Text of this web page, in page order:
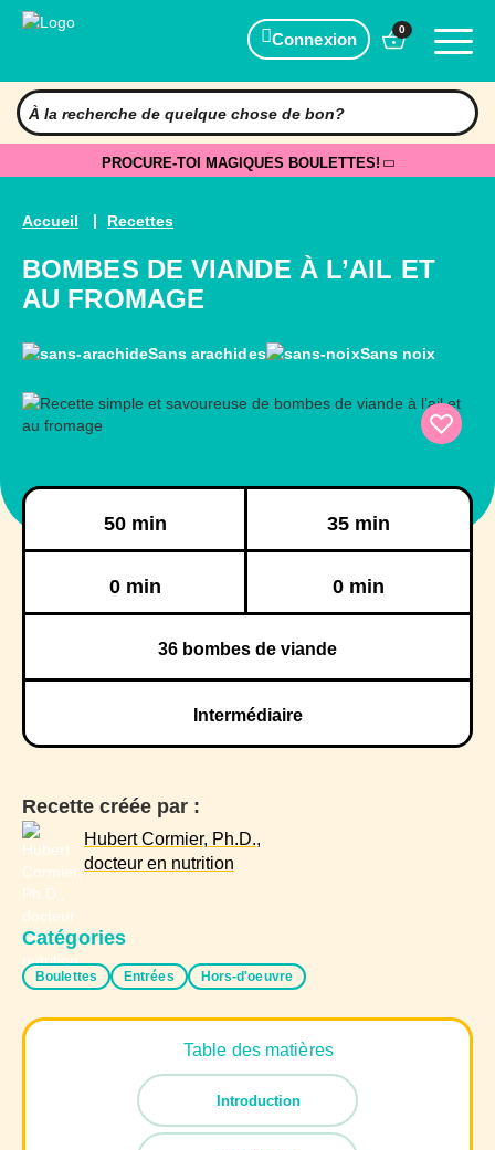
Connexion
0
PROCURE-TOI MAGIQUES BOULETTES!
Accueil Recettes
BOMBES DE VIANDE À L’AIL ET
AU FROMAGE
Sans arachides Sans noix
50 min 35 min
0 min 0 min
36 bombes de viande
Intermédiaire
Recette créée par :
Hubert Cormier, Ph.D.,
docteur en nutrition
Catégories
Boulettes Entrées Hors-d'oeuvre
Table des matières
Introduction